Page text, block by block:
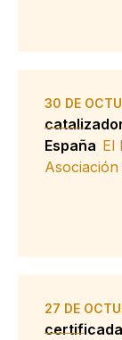
30 DE
España El
27 DE